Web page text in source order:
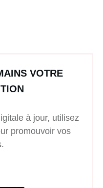
VOTRE
à jour, utilisez
promouvoir vos